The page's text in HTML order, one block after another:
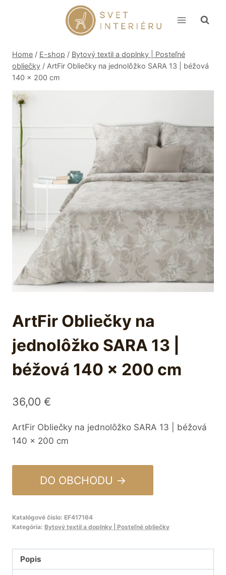
Home / E-shop / Bytový textil a doplnky | Posteľné
obliečky / ArtFir Obliečky na jednolôžko SARA 13 | béžová
140 x 200 cm
ArtFir Obliečky na
jednolôžko SARA 13 |
béžová 140 x 200 cm
36,00 €
ArtFir Obliečky na jednolôžko SARA 13 | béžová
140 x 200 cm
DO OBCHODU →
Katalógové číslo: EF417164
Kategória: Bytový textil a doplnky | Posteľné obliečky
Popis